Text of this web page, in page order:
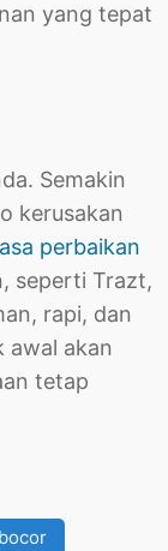
yang tepat
Semakin
kerusakan
perbaikan
seperti Trazt,
rapi, dan
awal akan
tetap